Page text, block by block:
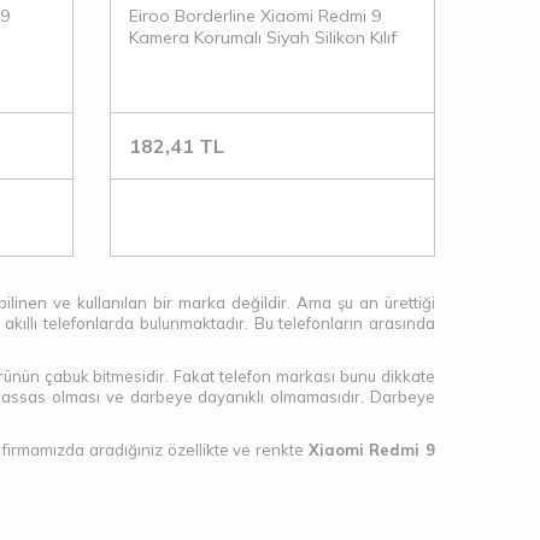
Eiroo Borderline Xiaomi Redmi 9
Kamera Korumalı Siyah Silikon Kılıf
182,41 TL
ve kullanılan bir marka değildir. Ama şu an ürettiği
telefonlarda bulunmaktadır. Bu telefonların arasında
çabuk bitmesidir. Fakat telefon markası bunu dikkate
olması ve darbeye dayanıklı olmamasıdır. Darbeye
aradığınız özellikte ve renkte Xiaomi Redmi 9